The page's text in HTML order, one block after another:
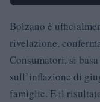
Bolzano è
rivelazione,
Consumatori, si
sull’inflazione di
famiglie. E il